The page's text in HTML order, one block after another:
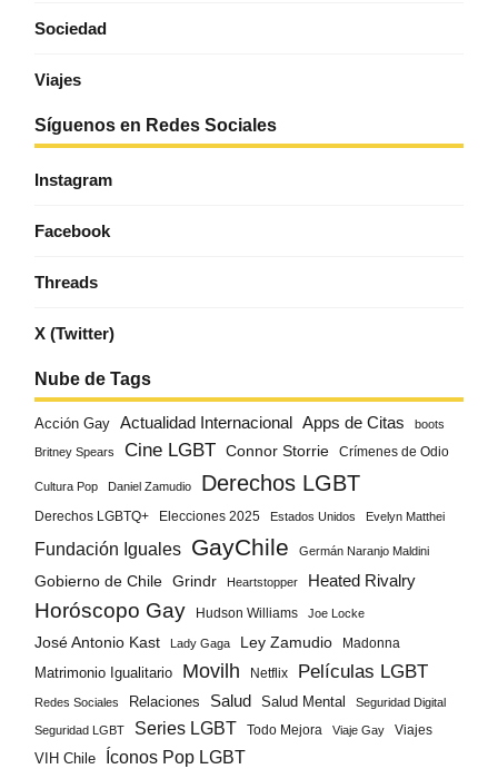
Sociedad
Viajes
Síguenos en Redes Sociales
Instagram
Facebook
Threads
X (Twitter)
Nube de Tags
Acción Gay Actualidad Internacional Apps de Citas boots
Britney Spears Cine LGBT Connor Storrie Crímenes de Odio
Cultura Pop Daniel Zamudio Derechos LGBT
Derechos LGBTQ+ Elecciones 2025 Estados Unidos Evelyn Matthei
Fundación Iguales GayChile Germán Naranjo Maldini
Gobierno de Chile Grindr Heartstopper Heated Rivalry
Horóscopo Gay Hudson Williams Joe Locke
José Antonio Kast Lady Gaga Ley Zamudio Madonna
Matrimonio Igualitario Movilh Netflix Películas LGBT
Redes Sociales Relaciones Salud Salud Mental Seguridad Digital
Seguridad LGBT Series LGBT Todo Mejora Viaje Gay
Viajes
VIH Chile
Íconos Pop LGBT